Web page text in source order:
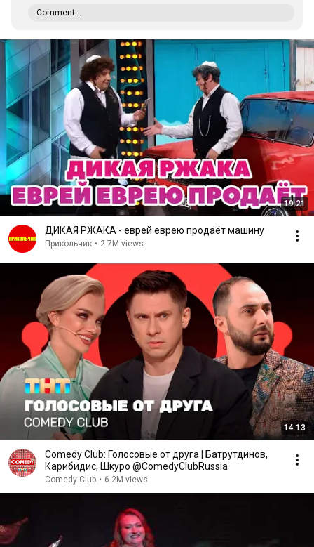
Comment...
19:21
ДИКАЯ РЖАКА - еврей еврею продаёт машину
Прикольчик • 2.7M views
14:13
Comedy Club: Голосовые от друга | Батрутдинов,
Карибидис, Шкуро @ComedyClubRussia
Comedy Club • 6.2M views